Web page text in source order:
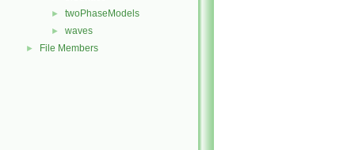
► twoPhaseModels
► waves
► File Members